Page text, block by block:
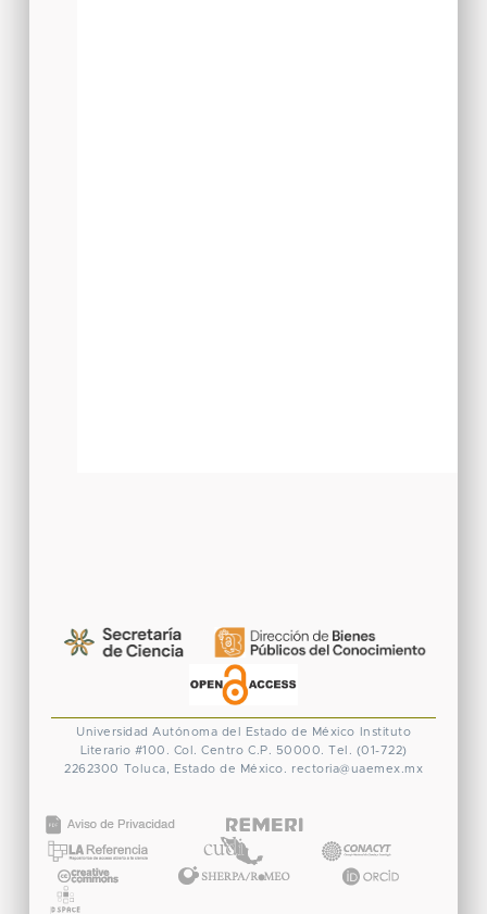
Universidad Autónoma del Estado de México
Instituto
Literario #100. Col. Centro C.P. 50000. Tel. (01-722)
2262300 Toluca, Estado de México. rectoria@uaemex.mx